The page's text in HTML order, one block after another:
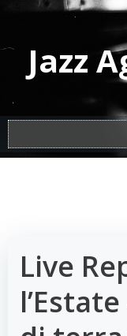
Jazz
Live